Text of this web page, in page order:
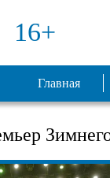
16+
Главная